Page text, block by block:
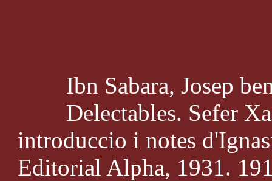
Ibn Sabara, Josep
Delectables. Sefer
introduccio i notes
Editorial Alpha, 1931.